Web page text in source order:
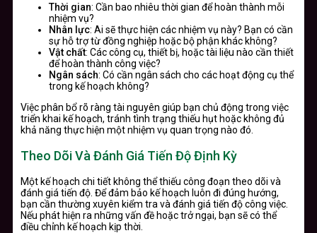
Thời gian: Cần bao nhiêu thời gian để hoàn thành mỗi
nhiệm vụ?
Nhân lực: Ai sẽ thực hiện các nhiệm vụ này? Bạn có cần
sự hỗ trợ từ đồng nghiệp hoặc bộ phận khác không?
Vật chất: Các công cụ, thiết bị, hoặc tài liệu nào cần thiết
để hoàn thành công việc?
Ngân sách: Có cần ngân sách cho các hoạt động cụ thể
trong kế hoạch không?
Việc phân bổ rõ ràng tài nguyên giúp bạn chủ động trong việc
triển khai kế hoạch, tránh tình trạng thiếu hụt hoặc không đủ
khả năng thực hiện một nhiệm vụ quan trọng nào đó.
Theo Dõi Và Đánh Giá Tiến Độ Định Kỳ
Một kế hoạch chi tiết không thể thiếu công đoạn theo dõi và
đánh giá tiến độ. Để đảm bảo kế hoạch luôn đi đúng hướng,
bạn cần thường xuyên kiểm tra và đánh giá tiến độ công việc.
Nếu phát hiện ra những vấn đề hoặc trở ngại, bạn sẽ có thể
điều chỉnh kế hoạch kịp thời.